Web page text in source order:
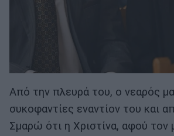
Από την πλευρά του, ο νεαρός
συκοφαντίες εναντίον του και
Σμαρώ ότι η Χριστίνα, αφού τον